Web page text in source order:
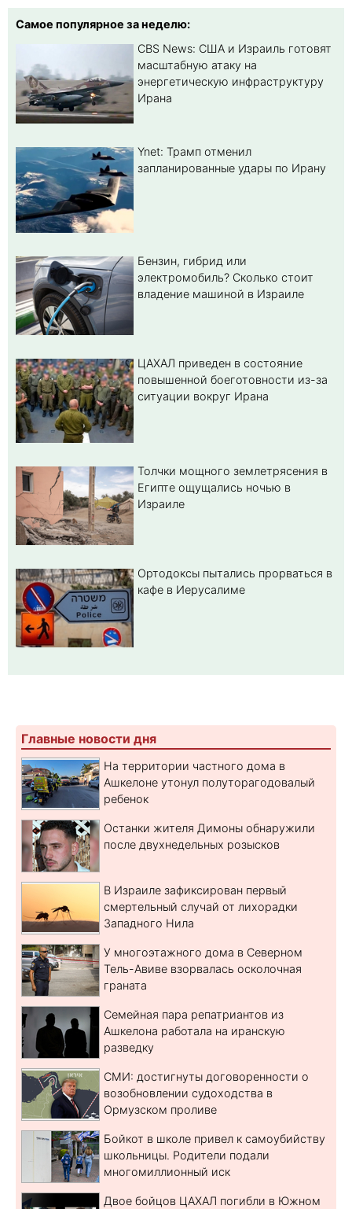
Самое популярное за неделю:
CBS News: США и Израиль готовят
масштабную атаку на
энергетическую инфраструктуру
Ирана
Ynet: Трамп отменил
запланированные удары по Ирану
Бензин, гибрид или
электромобиль? Cколько стоит
владение машиной в Израиле
ЦАХАЛ приведен в состояние
повышенной боеготовности из-за
ситуации вокруг Ирана
Толчки мощного землетрясения в
Египте ощущались ночью в
Израиле
Ортодоксы пытались прорваться в
кафе в Иерусалиме
Главные новости дня
На территории частного дома в
Ашкелоне утонул полуторагодовалый
ребенок
Останки жителя Димоны обнаружили
после двухнедельных розысков
В Израиле зафиксирован первый
смертельный случай от лихорадки
Западного Нила
У многоэтажного дома в Северном
Тель-Авиве взорвалась осколочная
граната
Семейная пара репатриантов из
Ашкелона работала на иранскую
разведку
СМИ: достигнуты договоренности о
возобновлении судоходства в
Ормузском проливе
Бойкот в школе привел к самоубийству
школьницы. Родители подали
многомиллионный иск
Двое бойцов ЦАХАЛ погибли в Южном